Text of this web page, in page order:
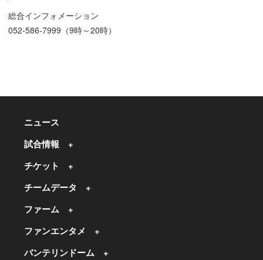
総合インフォメーション
052-586-7999（9時～20時）
ニュース
試合情報
チケット
チームデータ
ファーム
ファンエンタメ
バンテリンドーム